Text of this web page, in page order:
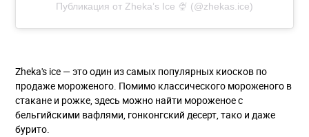
Публикация от Zheka’s Ice 🍨 (@zhekas.ice)
Zheka's ice — это один из самых популярных киосков по
продаже мороженого. Помимо классического мороженого в
стакане и рожке, здесь можно найти мороженое с
бельгийскими вафлями, гонконгский десерт, тако и даже
бурито.